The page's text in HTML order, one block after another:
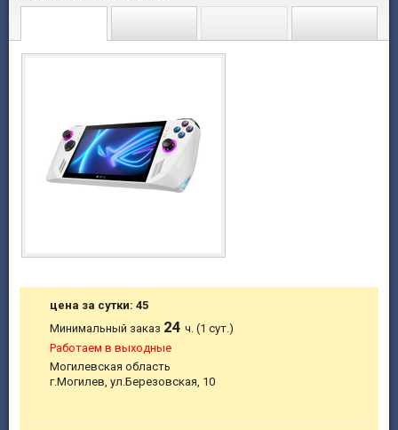
цена за сутки: 45
Минимальный заказ 24ч. (1 сут.)
Работаем в выходные
Могилевская область
г.Могилев, ул.Березовская, 10